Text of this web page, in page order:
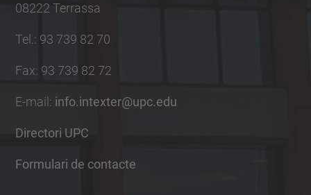
08222 Terrassa
Tel. : 93 739 82 70
Fax: 93 739 82 72
E-mail : info.intexter@upc.edu
Directori UPC
Formulari de contacte